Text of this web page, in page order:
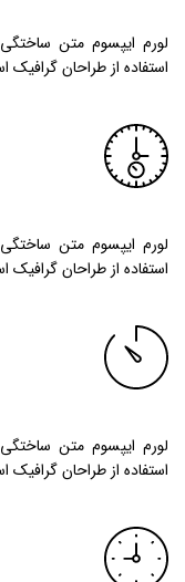
لورم ایپسوم متن
استفاده از طراحان
لورم ایپسوم متن
استفاده از طراحان
لورم ایپسوم متن
استفاده از طراحان